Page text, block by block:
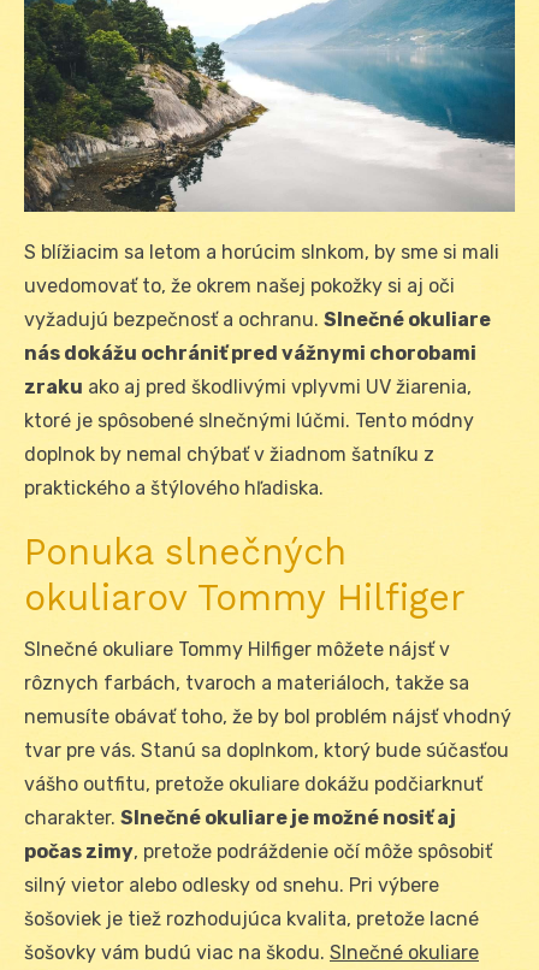
S blížiacim sa letom a horúcim slnkom, by sme si mali
uvedomovať to, že okrem našej pokožky si aj oči
vyžadujú bezpečnosť a ochranu. Slnečné okuliare
nás dokážu ochrániť pred vážnymi chorobami
zraku ako aj pred škodlivými vplyvmi UV žiarenia,
ktoré je spôsobené slnečnými lúčmi. Tento módny
doplnok by nemal chýbať v žiadnom šatníku z
praktického a štýlového hľadiska.
Ponuka slnečných
okuliarov Tommy Hilfiger
Slnečné okuliare Tommy Hilfiger môžete nájsť v
rôznych farbách, tvaroch a materiáloch, takže sa
nemusíte obávať toho, že by bol problém nájsť vhodný
tvar pre vás. Stanú sa doplnkom, ktorý bude súčasťou
vášho outfitu, pretože okuliare dokážu podčiarknuť
charakter. Slnečné okuliare je možné nosiť aj
počas zimy, pretože podráždenie očí môže spôsobiť
silný vietor alebo odlesky od snehu. Pri výbere
šošoviek je tiež rozhodujúca kvalita, pretože lacné
šošovky vám budú viac na škodu. Slnečné okuliare